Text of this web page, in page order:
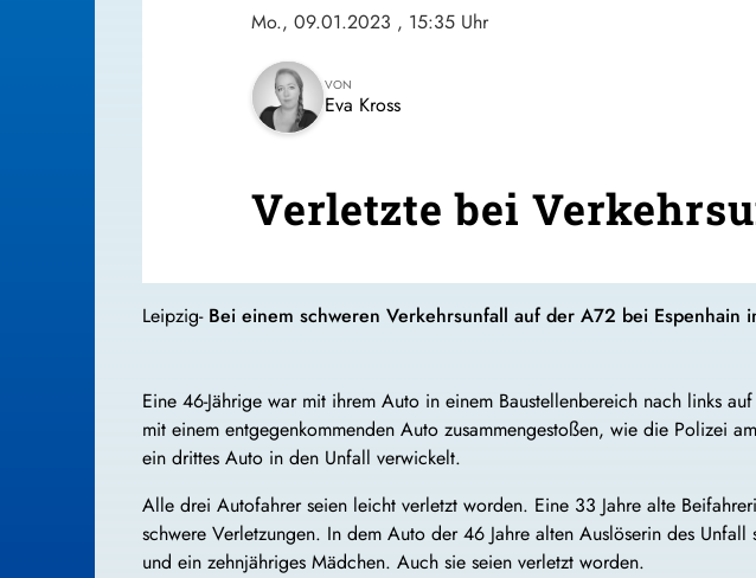
Mo., 09.01.2023 , 15:35 Uhr
VON
Eva Kross
Verletzte bei
Leipzig- Bei einem schweren Verkehrsunfall auf der A72 bei Espenhain
Eine 46-Jährige war mit ihrem Auto in einem Baustellenbereich nach links
mit einem entgegenkommenden Auto zusammengestoßen, wie die Polizei
ein drittes Auto in den Unfall verwickelt.
Alle drei Autofahrer seien leicht verletzt worden. Eine 33 Jahre alte
schwere Verletzungen. In dem Auto der 46 Jahre alten Auslöserin des
und ein zehnjähriges Mädchen. Auch sie seien verletzt worden.